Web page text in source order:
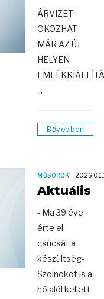
ÁRVIZET
OKOZHAT
MÁR AZ ÚJ
HELYEN
...
Bővebben
MŰSOROK
Aktuális
- Ma 39 éve
érte el
csúcsát a
készültség-
Szolnokot is a
hó alól kellett